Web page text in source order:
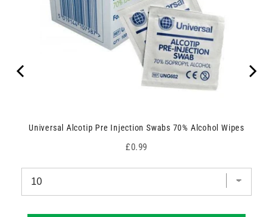
Universal Alcotip Pre Injection Swabs 70% Alcohol Wipes
Price
£0.99